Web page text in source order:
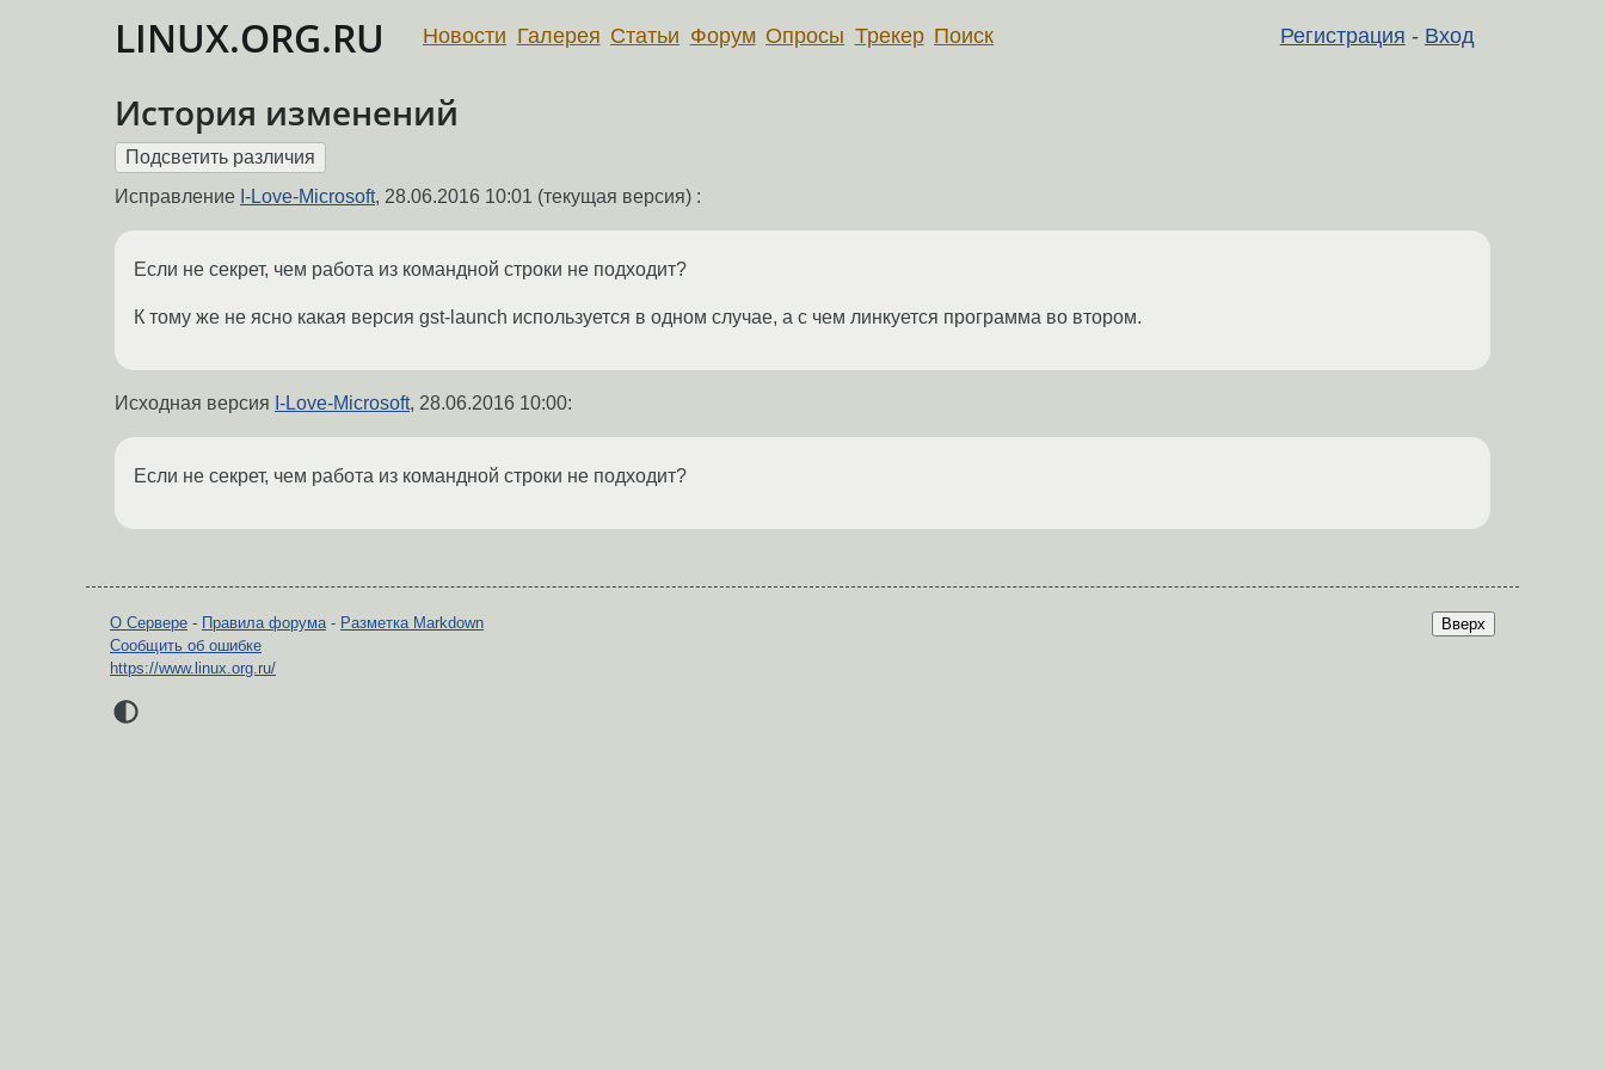
LINUX.ORG.RU Регистрация - Вход
Новости Галерея Статьи Форум Опросы Трекер Поиск
История изменений
Исправление I-Love-Microsoft, 28.06.2016 10:01 (текущая версия) :
Если не секрет, чем работа из командной строки не подходит?
К тому же не ясно какая версия gst-launch используется в одном случае, а с чем линкуется программа во втором.
Исходная версия I-Love-Microsoft, 28.06.2016 10:00:
Если не секрет, чем работа из командной строки не подходит?
Вверх
О Сервере - Правила форума- Разметка Markdown
Сообщить об ошибке
https://www.linux.org.ru/